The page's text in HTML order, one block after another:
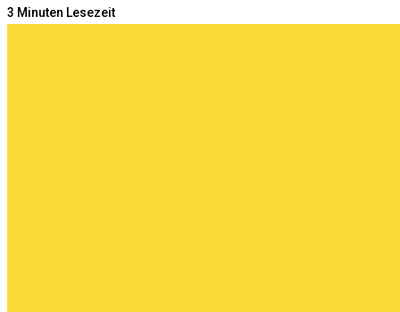
3 Minuten Lesezeit